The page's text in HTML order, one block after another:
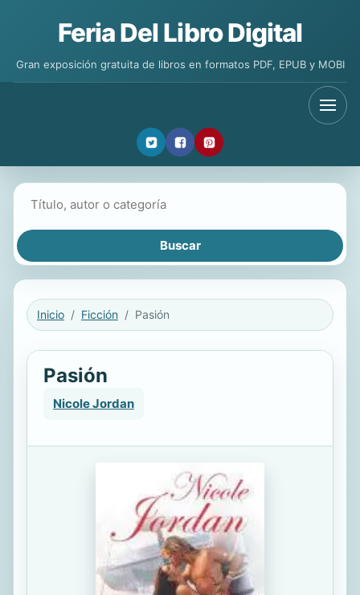
Feria Del Libro Digital
Gran exposición gratuita de libros en formatos PDF, EPUB y MOBI
Inicio Ficción Pasión
Pasión
Nicole Jordan